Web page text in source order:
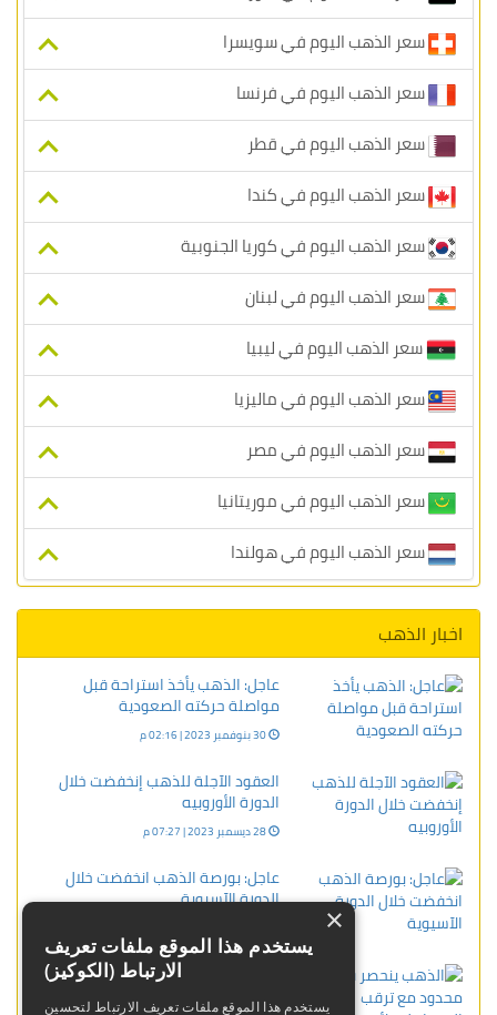
سعر الذهب اليوم في سويسرا
سعر الذهب اليوم في فرنسا
سعر الذهب اليوم في قطر
سعر الذهب اليوم في كندا
سعر الذهب اليوم في كوريا الجنوبية
سعر الذهب اليوم في لبنان
سعر الذهب اليوم في ليبيا
سعر الذهب اليوم في ماليزيا
سعر الذهب اليوم في مصر
سعر الذهب اليوم في موريتانيا
سعر الذهب اليوم في هولندا
اخبار الذهب
عاجل: الذهب يأخذ استراحة قبل
مواصلة حركته الصعودية
العقود الآجلة للذهب إنخفضت خلال
الدورة الأوروبيه
عاجل: بورصة الذهب انخفضت خلال
الدورة الآسيوية
الذهب ينحصر في نطاق محدود مع
ترقب المتعاملين لأي مؤشرات لخفض
×
يستخدم هذا الموقع ملفات تعريف
الارتباط (الكوكيز)
يستخدم هذا الموقع ملفات تعريف الارتباط لتحسين